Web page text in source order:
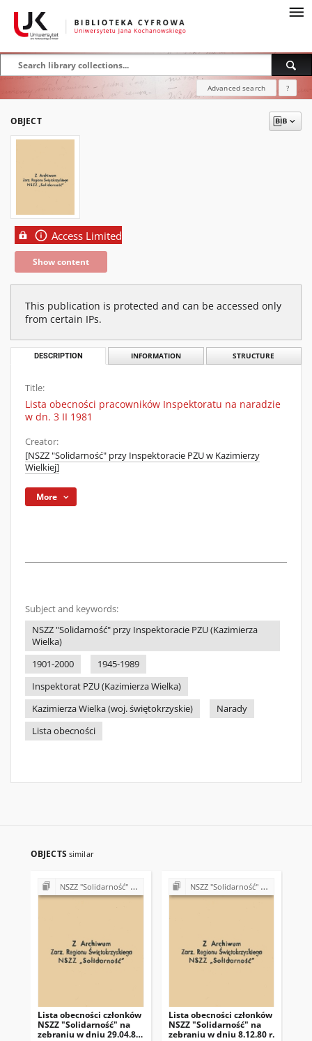
Advanced search ?
OBJECT
Access Limited
Show content
This publication is protected and can be accessed only
from certain IPs.
DESCRIPTION INFORMATION STRUCTURE
Title:
Lista obecności pracowników Inspektoratu na naradzie
w dn. 3 II 1981
Creator:
[NSZZ "Solidarność" przy Inspektoracie PZU w Kazimierzy
Wielkiej]
More
Subject and keywords:
NSZZ "Solidarność" przy Inspektoracie PZU (Kazimierza
Wielka)
1901-2000
1945-1989
Inspektorat PZU (Kazimierza Wielka)
Kazimierza Wielka (woj. świętokrzyskie)
Narady
Lista obecności
OBJECTS similar
NSZZ "Solidarność" w PZU w Kielcach oraz Inspektoracie PZU w Kazimierzy Wielkiej
Lista obecności członków
NSZZ "Solidarność" na
zebraniu w dniu 29.04.81
NSZZ "Solidarność" w PZU w Kielcach oraz Inspektoracie PZU w Kazimierzy Wielkiej
Lista obecności członków
NSZZ "Solidarność" na
zebraniu w dniu 8.12.80 r.